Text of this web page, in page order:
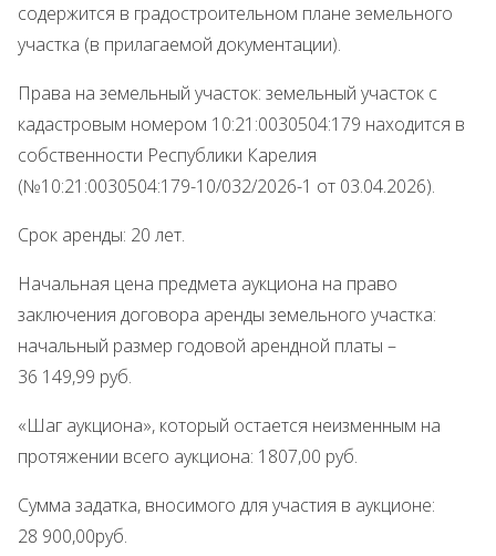
содержится в градостроительном плане земельного
участка (в прилагаемой документации).
Права на земельный участок: земельный участок с
кадастровым номером 10:21:0030504:179 находится в
собственности Республики Карелия
(№10:21:0030504:179-10/032/2026-1 от 03.04.2026).
Срок аренды: 20 лет.
Начальная цена предмета аукциона на право
заключения договора аренды земельного участка:
начальный размер годовой арендной платы –
36 149,99 руб.
«Шаг аукциона», который остается неизменным на
протяжении всего аукциона: 1807,00 руб.
Сумма задатка, вносимого для участия в аукционе:
28 900,00руб.